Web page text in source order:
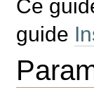
Ce
guide